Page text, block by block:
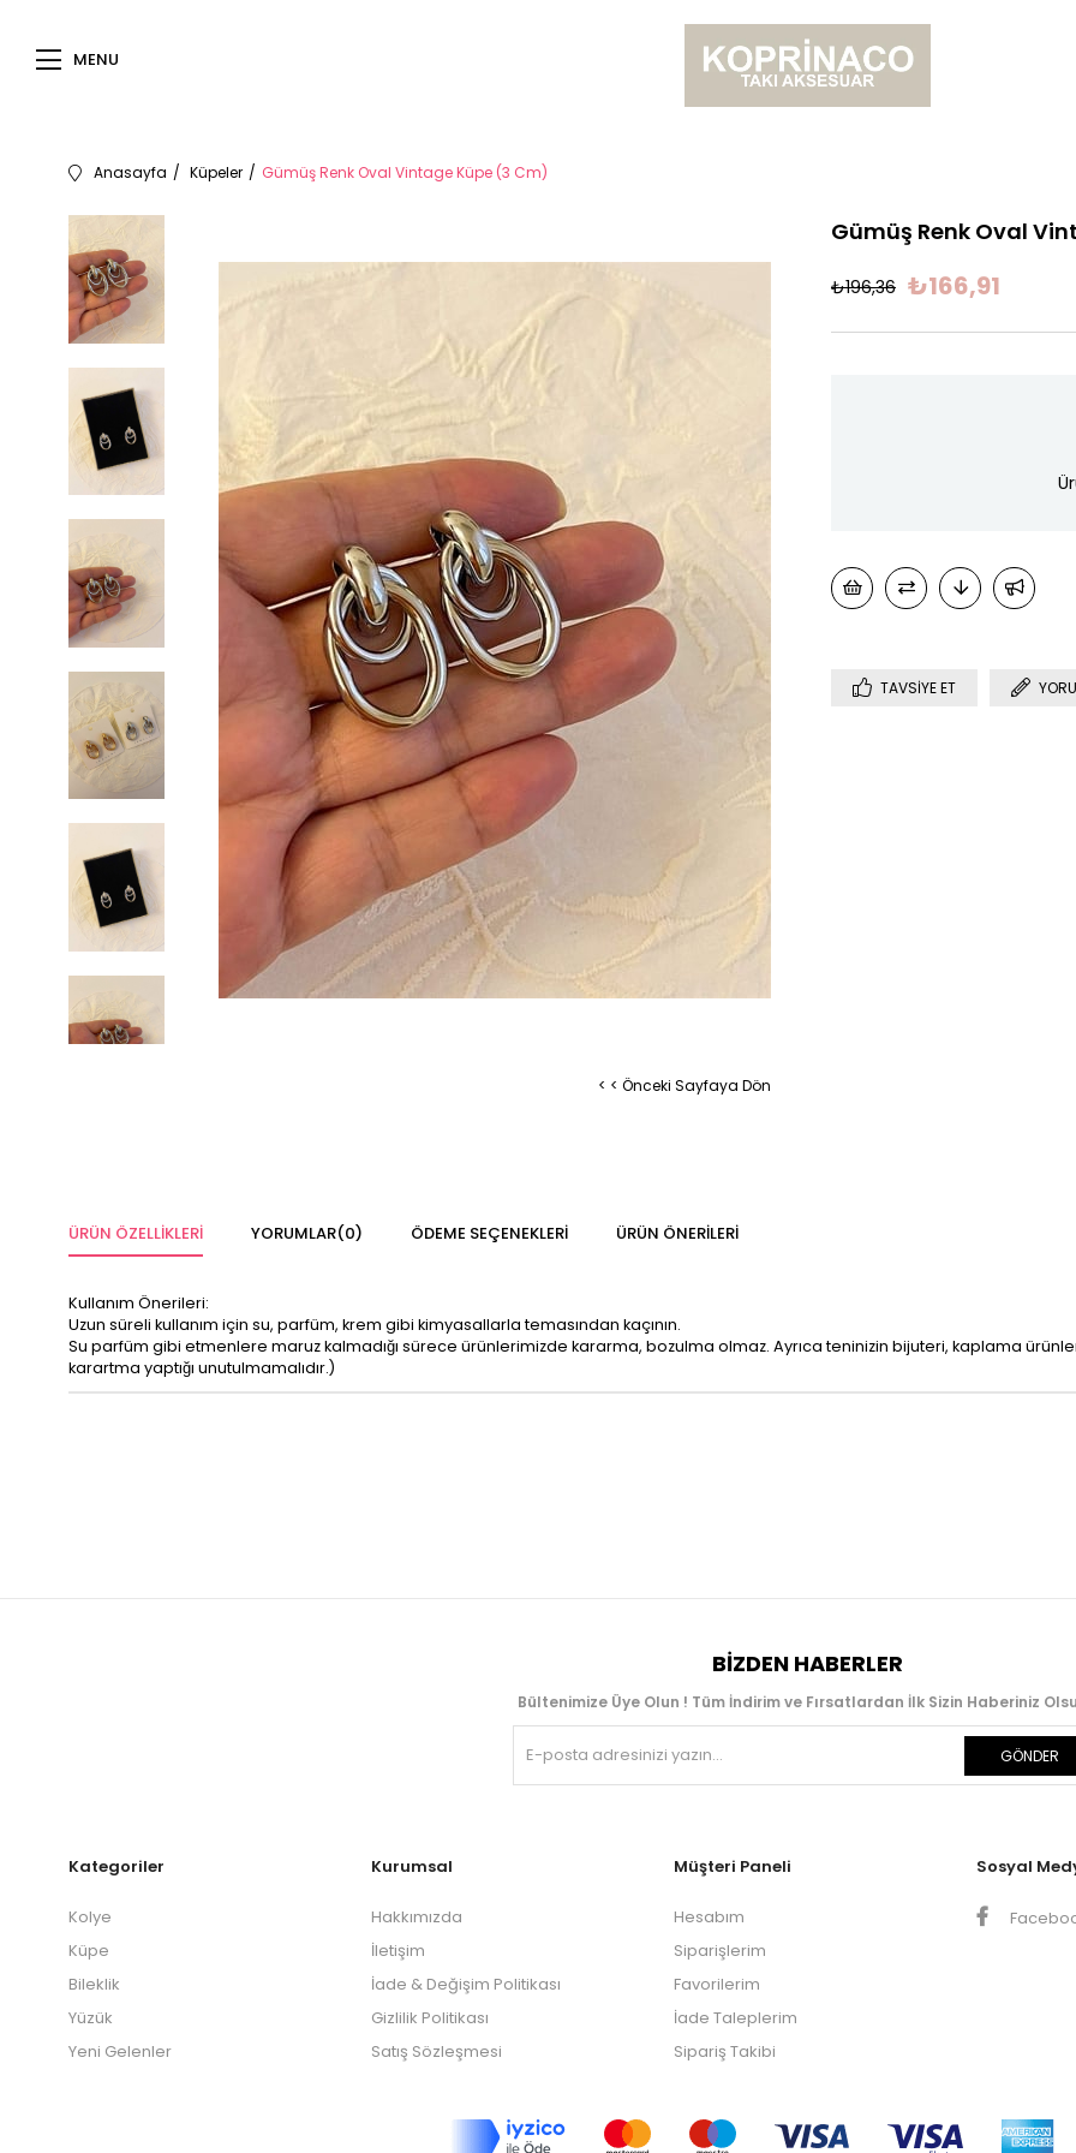
MENU
Anasayfa Küpeler Gümüş Renk Oval Vintage Küpe (3 Cm)
< < Önceki Sayfaya Dön
Gümüş Renk Oval
₺196,36 ₺166,91
TAVSIYE ET
ÜRÜN ÖZELLIKLERI YORUMLAR(0) ÖDEME SEÇENEKLERI ÜRÜN ÖNERILERI
Kullanım Önerileri:
Uzun süreli kullanım için su, parfüm, krem gibi kimyasallarla temasından kaçının.
Su parfüm gibi etmenlere maruz kalmadığı sürece ürünlerimizde kararma, bozulma olmaz. Ayrıca teninizin bijuteri, kaplama
karartma yaptığı unutulmamalıdır.)
BIZDEN HABERLER
Bültenimize Üye Olun ! Tüm İndirim ve Fırsatlardan İlk Sizin Haberiniz
GÖNDER
Kategoriler
Kolye
Küpe
Bileklik
Yüzük
Yeni Gelenler
Kurumsal
Hakkımızda
İletişim
İade & Değişim Politikası
Gizlilik Politikası
Satış Sözleşmesi
Müşteri Paneli
Hesabım
Siparişlerim
Favorilerim
İade Taleplerim
Sipariş Takibi
Sosyal